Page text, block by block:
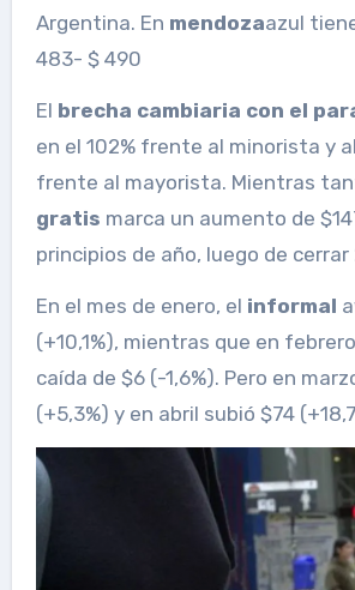
Argentina. En mendozaazul
483- $ 490
El brecha cambiaria con el
en el 102% frente al minorista y
frente al mayorista. Mientras
gratis marca un aumento de
principios de año, luego de
En el mes de enero, el informal
(+10,1%), mientras que en
caída de $6 (-1,6%). Pero en
(+5,3%) y en abril subió $74